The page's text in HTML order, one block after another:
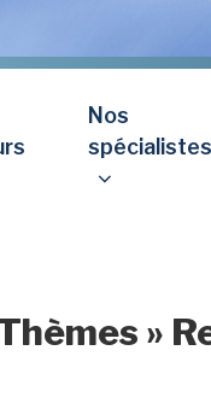
Nos
spécialistes
»